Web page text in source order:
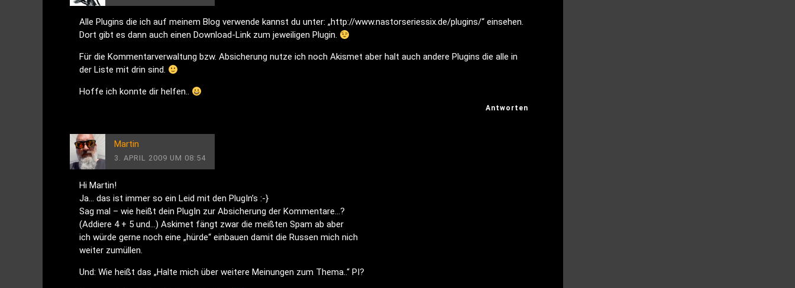
Alle Plugins die ich auf meinem Blog verwende kannst du unter: „http://www.nastorseriessix.de/plugins/“ einsehen.
Dort gibt es dann auch einen Download-Link zum jeweiligen Plugin.
Für die Kommentarverwaltung bzw. Absicherung nutze ich noch Akismet aber halt auch andere Plugins die alle in
der Liste mit drin sind.
Hoffe ich konnte dir helfen..
Antworten
Martin
3. APRIL 2009 UM 08:54
Hi Martin!
Ja… das ist immer so ein Leid mit den PlugIn’s :-}
Sag mal – wie heißt dein PlugIn zur Absicherung der Kommentare…?
(Addiere 4 + 5 und…) Askimet fängt zwar die meißten Spam ab aber
ich würde gerne noch eine „hürde“ einbauen damit die Russen mich nich
weiter zumüllen.
Und: Wie heißt das „Halte mich über weitere Meinungen zum Thema..“ PI?